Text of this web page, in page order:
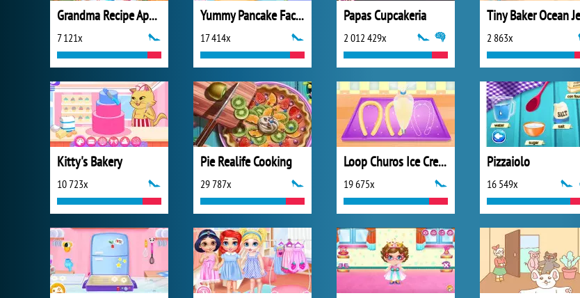
Grandma Recipe Apple Pie
7 121x
Yummy Pancake Factory
17 414x
Papas Cupcakeria
2 012 429x 2 863x
Kitty's Bakery
10 723x
Pie Realife Cooking
29 787x
Loop Churos Ice Cream
19 675x
Pizzaiolo
16 549x